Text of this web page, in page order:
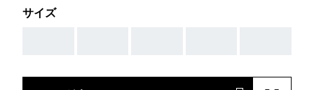
サイズ